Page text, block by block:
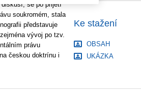
Ke stažení
OBSAH
UKÁZKA
diskusí, se po přijetí
soukromém, stala
představuje
vývoj po tzv.
právu
českou doktrínu i